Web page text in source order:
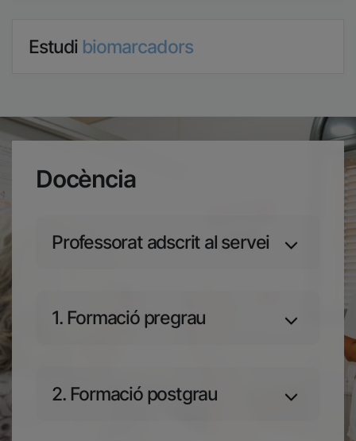
Estudi biomarcadors
Docència
Professorat adscrit al servei
1. Formació pregrau
2. Formació postgrau